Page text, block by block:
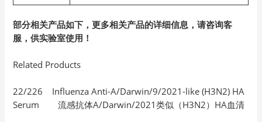
部分相关产品如下，更多相关产品的详细信息，请咨询客
服，供实验室使用！
Related Products
22/226 Influenza Anti-A/Darwin/9/2021-like (H3N2) HA
Serum 流感抗体A/Darwin/2021类似（H3N2）HA血清